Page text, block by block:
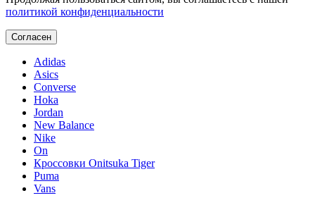
политикой конфиденциальности
Согласен
Adidas
Asics
Converse
Hoka
Jordan
New Balance
Nike
On
Кроссовки Onitsuka Tiger
Puma
Vans